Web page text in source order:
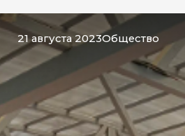
21 августа 2023Общество